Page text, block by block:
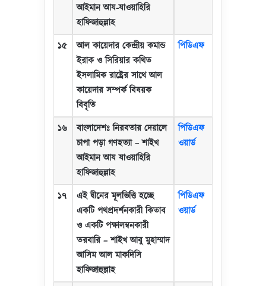
আইমান আয-যাওয়াহিরি
হাফিজাহুল্লাহ
১৫
আল কায়েদার কেন্দ্রীয় কমান্ড
ইরাক ও সিরিয়ার কথিত
ইসলামিক রাষ্ট্রের সাথে আল
কায়েদার সম্পর্ক বিষয়ক
বিবৃতি
পিডিএফ
১৬
বাংলাদেশঃ নিরবতার দেয়ালে
চাপা পড়া গণহত্যা–শাইখ
আইমান আয যাওয়াহিরি
হাফিজাহুল্লাহ
পিডিএফ
ওয়ার্ড
১৭
এই দ্বীনের মূলভিত্তি হচ্ছে
একটি পথপ্রদর্শনকারী কিতাব
ও একটি পক্ষালম্বনকারী
তরবারি–শাইখ আবু মুহাম্মাদ
আসিম আল মাকদিসি
হাফিজাহুল্লাহ
পিডিএফ
ওয়ার্ড